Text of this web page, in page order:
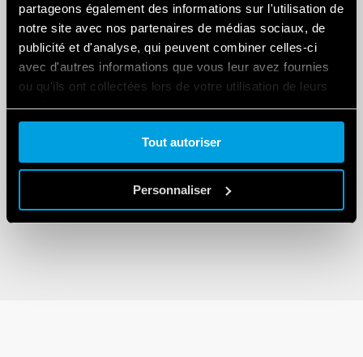
partageons également des informations sur l'utilisation de
notre site avec nos partenaires de médias sociaux, de
publicité et d'analyse, qui peuvent combiner celles-ci
avec d'autres informations que vous leur avez fournies
ou qu'ils ont collectées lors de votre utilisation de leurs
services.
Tout autoriser
Personnaliser
MARCHÉS SPÉCIFIQUES
Des équipements électriques
performants pour relever les défis de
l’industrie ferroviaire